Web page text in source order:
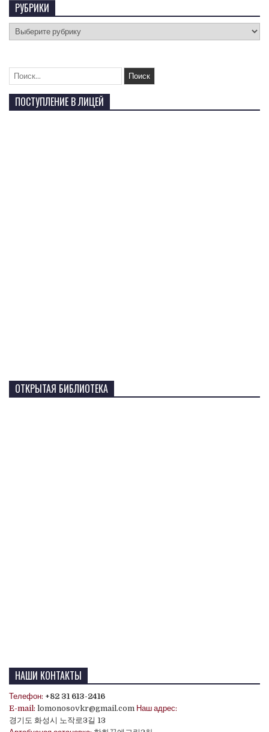
РУБРИКИ
ПОСТУПЛЕНИЕ В ЛИЦЕЙ
ОТКРЫТАЯ БИБЛИОТЕКА
НАШИ КОНТАКТЫ
Телефон: +82 31 613-2416
E-mail: lomonosovkr@gmail.com Наш адрес:
경기도 화성시 노작로3길 13